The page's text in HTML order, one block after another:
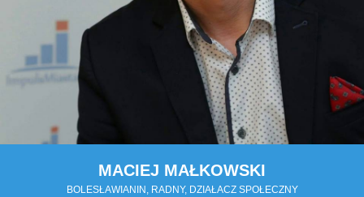
MACIEJ MAŁKOWSKI
BOLESŁAWIANIN, RADNY, DZIAŁACZ SPOŁECZNY